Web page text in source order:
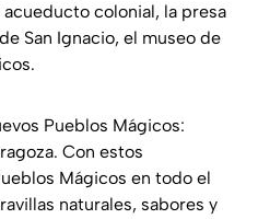
colonial, la presa
San Ignacio, el museo de
Pueblos Mágicos:
Con estos
Mágicos en todo el
naturales, sabores y